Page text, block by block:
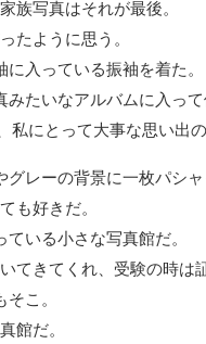
族写真はそれが最後。
たように思う。
入っている振袖を着た。
たいなアルバムに入って
にとって大事な思い出の
レーの背景に一枚パシャ
も好きだ。
いる小さな写真館だ。
きてくれ、受験の時は
こ。
館だ。